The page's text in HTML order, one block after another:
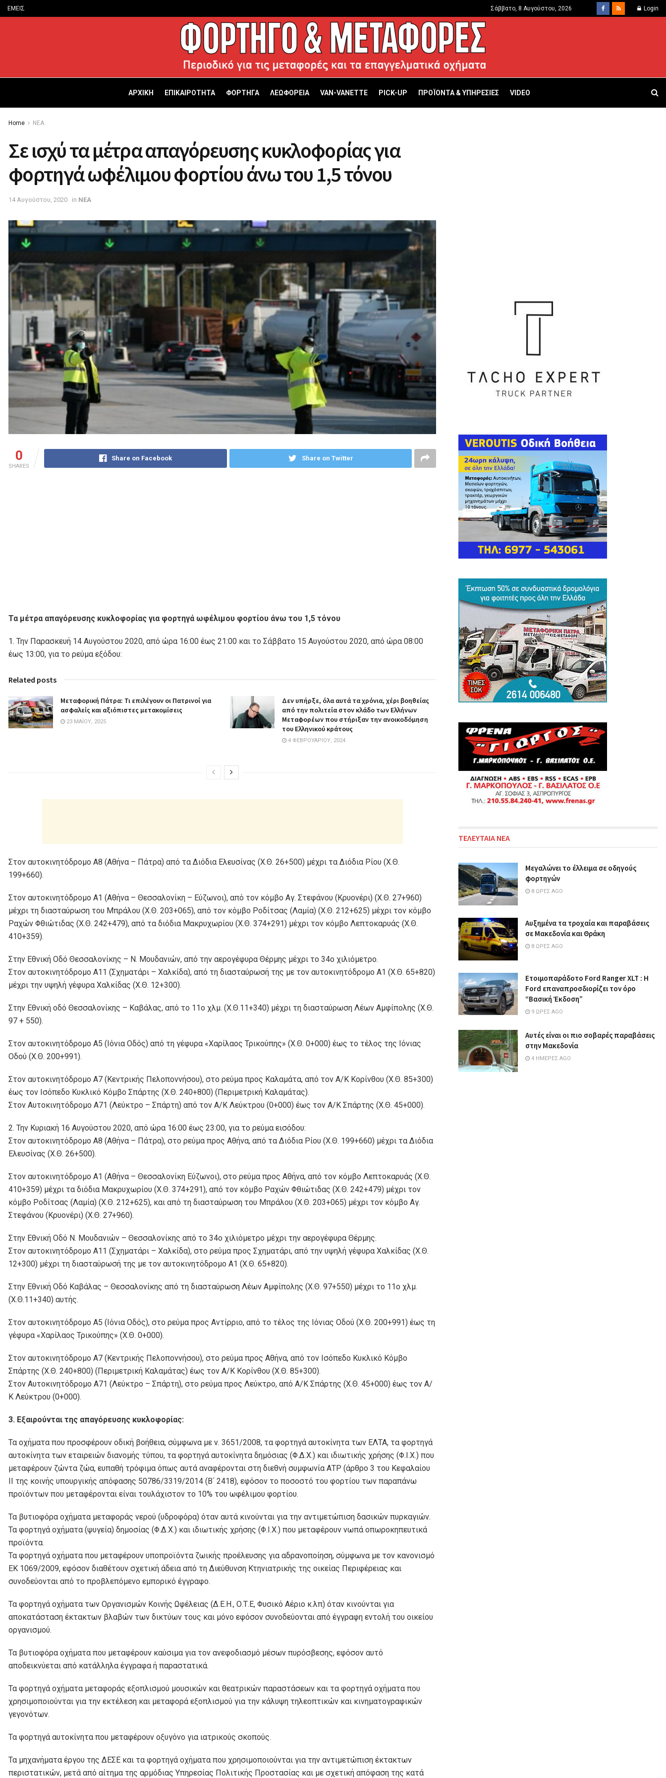
ΕΜΕΙΣ Σάββατο, 8 Αυγούστου, 2026 Login
ΑΡΧΙΚΗ ΕΠΙΚΑΙΡΟΤΗΤΑ ΦΟΡΤΗΓΑ ΛΕΩΦΟΡΕΙΑ VAN-VANETTΕ PICK-UP ΠΡΟΪΟΝΤΑ & ΥΠΗΡΕΣΙΕΣ VIDEO
Home ΝΕΑ
Σε ισχύ τα μέτρα απαγόρευσης κυκλοφορίας για
φορτηγά ωφέλιμου φορτίου άνω του 1,5 τόνου
14 Αυγούστου, 2020 in ΝΕΑ
0
SHARES
Share on Facebook Share on Twitter
Τα μέτρα απαγόρευσης κυκλοφορίας για φορτηγά ωφέλιμου φορτίου άνω του 1,5 τόνου
1. Την Παρασκευή 14 Αυγούστου 2020, από ώρα 16:00 έως 21:00 και το Σάββατο 15 Αυγούστου 2020, από ώρα 08:00
έως 13:00, για το ρεύμα εξόδου:
Related posts
Μεταφορική Πάτρα: Τι επιλέγουν οι Πατρινοί για
ασφαλείς και αξιόπιστες μετακομίσεις
23 ΜΑΪ́ΟΥ, 2025
Δεν υπήρξε, όλα αυτά τα χρόνια, χέρι βοηθείας
από την πολιτεία στον κλάδο των Ελλήνων
Μεταφορέων που στήριξαν την ανοικοδόμηση
του Ελληνικού κράτους
4 ΦΕΒΡΟΥΑΡΊΟΥ, 2024
Στον αυτοκινητόδρομο Α8 (Αθήνα – Πάτρα) από τα Διόδια Ελευσίνας (Χ.Θ. 26+500) μέχρι τα Διόδια Ρίου (Χ.Θ.
199+660).
Στον αυτοκινητόδρομο Α1 (Αθήνα – Θεσσαλονίκη – Εύζωνοι), από τον κόμβο Αγ. Στεφάνου (Κρυονέρι) (Χ.Θ. 27+960)
μέχρι τη διασταύρωση του Μπράλου (Χ.Θ. 203+065), από τον κόμβο Ροδίτσας (Λαμία) (Χ.Θ. 212+625) μέχρι τον κόμβο
Ραχών Φθιώτιδας (Χ.Θ. 242+479), από τα διόδια Μακρυχωρίου (Χ.Θ. 374+291) μέχρι τον κόμβο Λεπτοκαρυάς (Χ.Θ.
410+359).
Στην Εθνική Οδό Θεσσαλονίκης – Ν. Μουδανιών, από την αερογέφυρα Θέρμης μέχρι το 34ο χιλιόμετρο.
Στον αυτοκινητόδρομο Α11 (Σχηματάρι – Χαλκίδα), από τη διασταύρωσή της με τον αυτοκινητόδρομο Α1 (Χ.Θ. 65+820)
μέχρι την υψηλή γέφυρα Χαλκίδας (Χ.Θ. 12+300).
Στην Εθνική οδό Θεσσαλονίκης – Καβάλας, από το 11ο χλμ. (Χ.Θ.11+340) μέχρι τη διασταύρωση Λέων Αμφίπολης (Χ.Θ.
97 + 550).
Στον αυτοκινητόδρομο Α5 (Ιόνια Οδός) από τη γέφυρα «Χαρίλαος Τρικούπης» (Χ.Θ. 0+000) έως το τέλος της Ιόνιας
Οδού (Χ.Θ. 200+991).
Στον αυτοκινητόδρομο Α7 (Κεντρικής Πελοποννήσου), στο ρεύμα προς Καλαμάτα, από τον Α/Κ Κορίνθου (Χ.Θ. 85+300)
έως τον Ισόπεδο Κυκλικό Κόμβο Σπάρτης (Χ.Θ. 240+800) (Περιμετρική Καλαμάτας).
Στον Αυτοκινητόδρομο Α71 (Λεύκτρο – Σπάρτη) από τον Α/Κ Λεύκτρου (0+000) έως τον Α/Κ Σπάρτης (Χ.Θ. 45+000).
2. Την Κυριακή 16 Αυγούστου 2020, από ώρα 16:00 έως 23:00, για το ρεύμα εισόδου:
Στον αυτοκινητόδρομο Α8 (Αθήνα – Πάτρα), στο ρεύμα προς Αθήνα, από τα Διόδια Ρίου (Χ.Θ. 199+660) μέχρι τα Διόδια
Ελευσίνας (Χ.Θ. 26+500).
Στον αυτοκινητόδρομο Α1 (Αθήνα – Θεσσαλονίκη Εύζωνοι), στο ρεύμα προς Αθήνα, από τον κόμβο Λεπτοκαρυάς (Χ.Θ.
410+359) μέχρι τα διόδια Μακρυχωρίου (Χ.Θ. 374+291), από τον κόμβο Ραχών Φθιώτιδας (Χ.Θ. 242+479) μέχρι τον
κόμβο Ροδίτσας (Λαμία) (Χ.Θ. 212+625), και από τη διασταύρωση του Μπράλου (Χ.Θ. 203+065) μέχρι τον κόμβο Αγ.
Στεφάνου (Κρυονέρι) (Χ.Θ. 27+960).
Στην Εθνική Οδό Ν. Μουδανιών – Θεσσαλονίκης από το 34ο χιλιόμετρο μέχρι την αερογέφυρα Θέρμης.
Στον αυτοκινητόδρομο Α11 (Σχηματάρι – Χαλκίδα), στο ρεύμα προς Σχηματάρι, από την υψηλή γέφυρα Χαλκίδας (Χ.Θ.
12+300) μέχρι τη διασταύρωσή της με τον αυτοκινητόδρομο Α1 (Χ.Θ. 65+820).
Στην Εθνική Οδό Καβάλας – Θεσσαλονίκης από τη διασταύρωση Λέων Αμφίπολης (Χ.Θ. 97+550) μέχρι το 11ο χλμ.
(Χ.Θ.11+340) αυτής.
Στον αυτοκινητόδρομο Α5 (Ιόνια Οδός), στο ρεύμα προς Αντίρριο, από το τέλος της Ιόνιας Οδού (Χ.Θ. 200+991) έως τη
γέφυρα «Χαρίλαος Τρικούπης» (Χ.Θ. 0+000).
Στον αυτοκινητόδρομο Α7 (Κεντρικής Πελοποννήσου), στο ρεύμα προς Αθήνα, από τον Ισόπεδο Κυκλικό Κόμβο
Σπάρτης (Χ.Θ. 240+800) (Περιμετρική Καλαμάτας) έως τον Α/Κ Κορίνθου (Χ.Θ. 85+300).
Στον Αυτοκινητόδρομο Α71 (Λεύκτρο – Σπάρτη), στο ρεύμα προς Λεύκτρο, από Α/Κ Σπάρτης (Χ.Θ. 45+000) έως τον Α/
Κ Λεύκτρου (0+000).
3. Εξαιρούνται της απαγόρευσης κυκλοφορίας:
Τα οχήματα που προσφέρουν οδική βοήθεια, σύμφωνα με ν. 3651/2008, τα φορτηγά αυτοκίνητα των ΕΛΤΑ, τα φορτηγά
αυτοκίνητα των εταιρειών διανομής τύπου, τα φορτηγά αυτοκίνητα δημόσιας (Φ.Δ.Χ.) και ιδιωτικής χρήσης (Φ.Ι.Χ.) που
μεταφέρουν ζώντα ζώα, ευπαθή τρόφιμα όπως αυτά αναφέρονται στη διεθνή συμφωνία ΑΤΡ (άρθρο 3 του Κεφαλαίου
ΙΙ της κοινής υπουργικής απόφασης 50786/3319/2014 (Β΄ 2418), εφόσον το ποσοστό του φορτίου των παραπάνω
προϊόντων που μεταφέρονται είναι τουλάχιστον το 10% του ωφέλιμου φορτίου.
Τα βυτιοφόρα οχήματα μεταφοράς νερού (υδροφόρα) όταν αυτά κινούνται για την αντιμετώπιση δασικών πυρκαγιών.
Τα φορτηγά οχήματα (ψυγεία) δημοσίας (Φ.Δ.Χ.) και ιδιωτικής χρήσης (Φ.Ι.Χ.) που μεταφέρουν νωπά οπωροκηπευτικά
προϊόντα.
Τα φορτηγά οχήματα που μεταφέρουν υποπροϊόντα ζωικής προέλευσης για αδρανοποίηση, σύμφωνα με τον κανονισμό
ΕΚ 1069/2009, εφόσον διαθέτουν σχετική άδεια από τη Διεύθυνση Κτηνιατρικής της οικείας Περιφέρειας και
συνοδεύονται από το προβλεπόμενο εμπορικό έγγραφο.
Τα φορτηγά οχήματα των Οργανισμών Κοινής Ωφέλειας (Δ.Ε.Η., Ο.Τ.Ε, Φυσικό Αέριο κ.λπ) όταν κινούνται για
αποκατάσταση έκτακτων βλαβών των δικτύων τους και μόνο εφόσον συνοδεύονται από έγγραφη εντολή του οικείου
οργανισμού.
Τα βυτιοφόρα οχήματα που μεταφέρουν καύσιμα για τον ανεφοδιασμό μέσων πυρόσβεσης, εφόσον αυτό
αποδεικνύεται από κατάλληλα έγγραφα ή παραστατικά.
Τα φορτηγά οχήματα μεταφοράς εξοπλισμού μουσικών και θεατρικών παραστάσεων και τα φορτηγά οχήματα που
χρησιμοποιούνται για την εκτέλεση και μεταφορά εξοπλισμού για την κάλυψη τηλεοπτικών και κινηματογραφικών
γεγονότων.
Τα φορτηγά αυτοκίνητα που μεταφέρουν οξυγόνο για ιατρικούς σκοπούς.
Τα μηχανήματα έργου της ΔΕΣΕ και τα φορτηγά οχήματα που χρησιμοποιούνται για την αντιμετώπιση έκτακτων
περιστατικών, μετά από αίτημα της αρμόδιας Υπηρεσίας Πολιτικής Προστασίας και με σχετική απόφαση της κατά
ΤΕΛΕΥΤΑΙΑ ΝΕΑ
Μεγαλώνει το έλλειμα σε οδηγούς
φορτηγών
8 ΏΡΕΣ AGO
Αυξημένα τα τροχαία και παραβάσεις
σε Μακεδονία και Θράκη
8 ΏΡΕΣ AGO
Ετοιμοπαράδοτο Ford Ranger XLT : Η
Ford επαναπροσδιορίζει τον όρο
“Βασική Έκδοση”
9 ΏΡΕΣ AGO
Αυτές είναι οι πιο σοβαρές παραβάσεις
στην Μακεδονία
4 ΗΜΈΡΕΣ AGO